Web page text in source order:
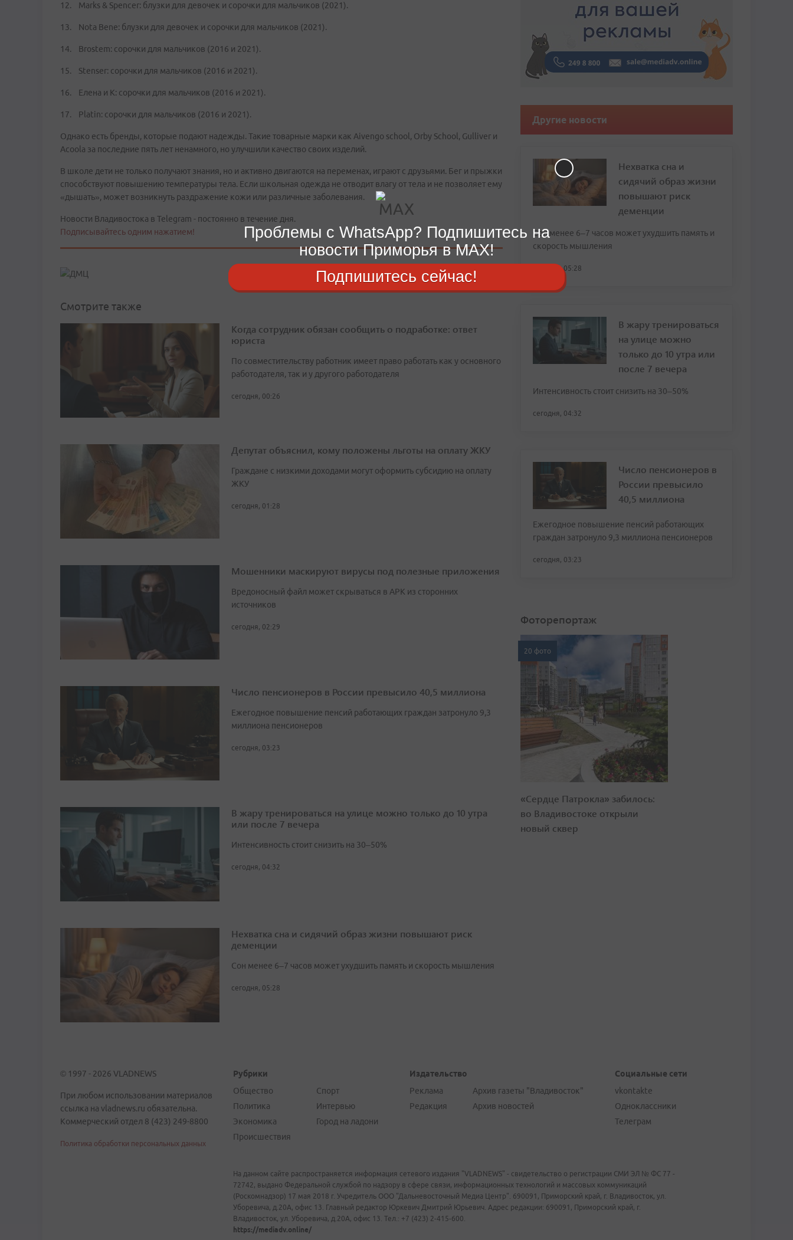
12. Marks & Spencer: блузки для девочек и сорочки для мальчиков (2021).
13. Nota Bene: блузки для девочек и сорочки для мальчиков (2021).
14. Brostem: сорочки для мальчиков (2016 и 2021).
15. Stenser: сорочки для мальчиков (2016 и 2021).
16. Елена и К: сорочки для мальчиков (2016 и 2021).
17. Platin: сорочки для мальчиков (2016 и 2021).
Однако есть бренды, которые подают надежды. Такие товарные марки как Aivengo school, Orby School, Gulliver и
Acoola за последние пять лет ненамного, но улучшили качество своих изделий.
В школе дети не только получают знания, но и активно двигаются на переменах, играют с друзьями. Бег и прыжки
способствуют повышению температуры тела. Если школьная одежда не отводит влагу от тела и не позволяет ему
«дышать», может возникнуть раздражение кожи или различные заболевания.
Новости Владивостока в Telegram - постоянно в течение дня.
Подписывайтесь одним нажатием!
Смотрите также
Когда сотрудник обязан сообщить о подработке: ответ
юриста
По совместительству работник имеет право работать как у основного
работодателя, так и у другого работодателя
сегодня, 00:26
Депутат объяснил, кому положены льготы на оплату ЖКУ
Граждане с низкими доходами могут оформить субсидию на оплату
ЖКУ
сегодня, 01:28
Мошенники маскируют вирусы под полезные приложения
Вредоносный файл может скрываться в APK из сторонних
источников
сегодня, 02:29
Число пенсионеров в России превысило 40,5 миллиона
Ежегодное повышение пенсий работающих граждан затронуло 9,3
миллиона пенсионеров
сегодня, 03:23
В жару тренироваться на улице можно только до 10 утра
или после 7 вечера
Интенсивность стоит снизить на 30–50%
сегодня, 04:32
Нехватка сна и сидячий образ жизни повышают риск
деменции
Сон менее 6–7 часов может ухудшить память и скорость мышления
сегодня, 05:28
Другие новости
Нехватка сна и
сидячий образ жизни
повышают риск
деменции
Сон менее 6–7 часов может ухудшить память и
скорость мышления
сегодня, 05:28
В жару тренироваться
на улице можно
только до 10 утра или
после 7 вечера
Интенсивность стоит снизить на 30–50%
сегодня, 04:32
Число пенсионеров в
России превысило
40,5 миллиона
Ежегодное повышение пенсий работающих
граждан затронуло 9,3 миллиона пенсионеров
сегодня, 03:23
Фоторепортаж
20 фото
«Сердце Патрокла» забилось:
во Владивостоке открыли
новый сквер
© 1997 - 2026 VLADNEWS
При любом использовании материалов
ссылка на vladnews.ru обязательна.
Коммерческий отдел 8 (423) 249-8800
Политика обработки персональных данных
Рубрики
Общество
Политика
Экономика
Происшествия
Спорт
Интервью
Город на ладони
Издательство
Реклама
Редакция
Архив газеты "Владивосток"
Архив новостей
Социальные сети
vkontakte
Одноклассники
Телеграм
На данном сайте распространяется информация сетевого издания "VLADNEWS" - свидетельство о регистрации СМИ ЭЛ № ФС 77 -
72742, выдано Федеральной службой по надзору в сфере связи, информационных технологий и массовых коммуникаций
(Роскомнадзор) 17 мая 2018 г. Учредитель ООО "Дальневосточный Медиа Центр". 690091, Приморский край, г. Владивосток, ул.
Уборевича, д.20А, офис 13. Главный редактор Юркевич Дмитрий Юрьевич. Адрес редакции: 690091, Приморский край, г.
Владивосток, ул. Уборевича, д.20А, офис 13. Тел.: +7 (423) 2-415-600.
https://mediadv.online/
Проблемы с WhatsApp? Подпишитесь на
новости Приморья в MAX!
Подпишитесь сейчас!